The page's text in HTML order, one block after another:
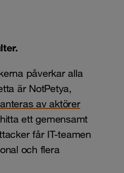
påverkar alla
är NotPetya,
av aktörer
ett gemensamt
får IT-teamen
och flera